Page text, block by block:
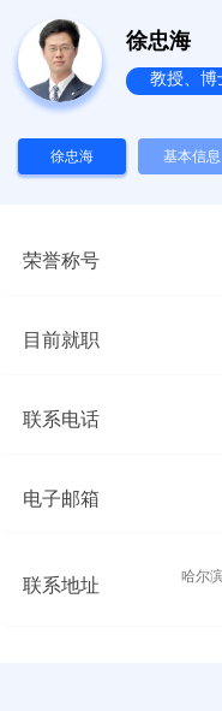
徐忠海
教授、博
徐忠海 基本信息
荣誉称号
目前就职
联系电话
电子邮箱
联系地址
哈尔